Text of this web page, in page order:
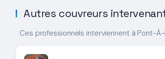
Autres couvreurs
Ces professionnels interviennent à Pont-